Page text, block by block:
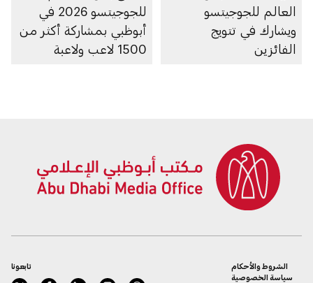
العالم للجوجيتسو
ويشارك في تتويج
الفائزين
للجوجيتسو 2026 في
أبوظبي بمشاركة أكثر من
1500 لاعب ولاعبة
تابعونا
الشروط والأحكام
سياسة الخصوصية